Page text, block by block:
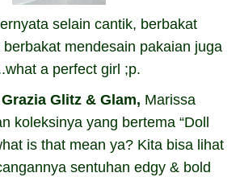
selain cantik, berbakat
mendesain pakaian juga
a perfect girl ;p.
Grazia Glitz & Glam, Marissa
koleksinya yang bertema “Doll
is that mean ya? Kita bisa lihat
sentuhan edgy & bold